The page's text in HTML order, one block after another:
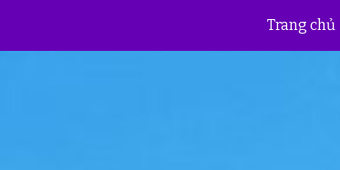
Trang chủ